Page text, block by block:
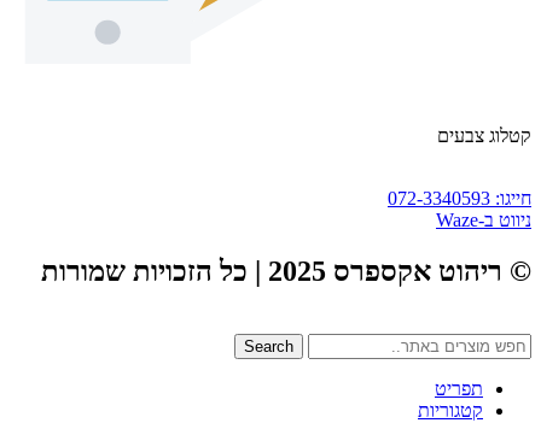
קטלוג צבעים
חייגו: 072-3340593
ניווט ב-Waze
© ריהוט אקספרס 2025 | כל הזכויות שמורות
Search
תפריט
קטגוריות